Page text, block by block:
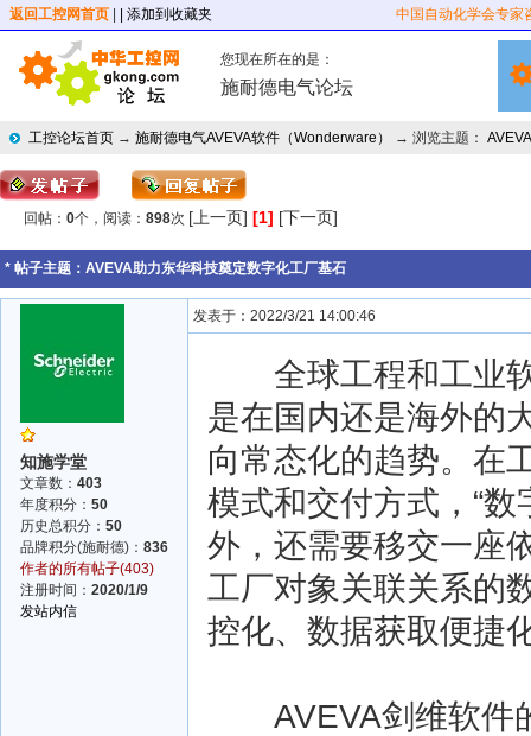
返回工控网首页 | 添加到收藏夹 中国自动化学会专家
您现在所在的是：
施耐德电气论坛
工控论坛首页 → 施耐德电气AVEVA软件（Wonderware） → 浏览主题：
回帖： 0个，阅读： 898次 [上一页] [1] [下一页]
* 帖子主题： AVEVA助力东华科技奠定数字化工厂基石
知施学堂
文章数： 403
年度积分： 50
历史总积分： 50
品牌积分(施耐德)： 836
作者的所有帖子(403)
注册时间： 2020/1/9
发站内信
发表于：2022/3/21 14:00:46
全球工程和工业软
是在国内还是海外的
向常态化的趋势。在
模式和交付方式，“
外，还需要移交一座
工厂对象关联关系的
控化、数据获取便捷
AVEVA剑维软件的